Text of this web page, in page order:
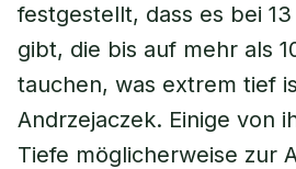
festgestellt, dass es bei
gibt, die bis auf mehr als
tauchen, was extrem tief
Andrzejaczek. Einige von
Tiefe möglicherweise zur